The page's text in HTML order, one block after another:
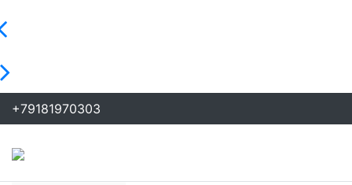
+79181970303